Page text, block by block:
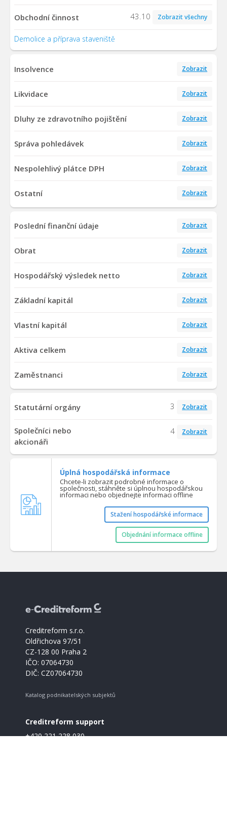
Obchodní činnost 43.10 Zobrazit všechny
Demolice a příprava staveniště
Insolvence Zobrazit
Likvidace Zobrazit
Dluhy ze zdravotního pojištění Zobrazit
Správa pohledávek Zobrazit
Nespolehlivý plátce DPH Zobrazit
Ostatní Zobrazit
Poslední finanční údaje Zobrazit
Obrat Zobrazit
Hospodářský výsledek netto Zobrazit
Základní kapitál Zobrazit
Vlastní kapitál Zobrazit
Aktiva celkem Zobrazit
Zaměstnanci Zobrazit
Statutární orgány 3 Zobrazit
Společníci nebo
akcionáři
4 Zobrazit
Úplná hospodářská informace
Chcete-li zobrazit podrobné informace o
společnosti, stáhněte si úplnou hospodářskou
informaci nebo objednejte informaci offline
Stažení hospodářské informace
Objednání informace offline
Creditreform s.r.o.
Oldřichova 97/51
CZ-128 00 Praha 2
IČO: 07064730
DIČ: CZ07064730
Katalog podnikatelských subjektů
Creditreform support
+420 221 228 030